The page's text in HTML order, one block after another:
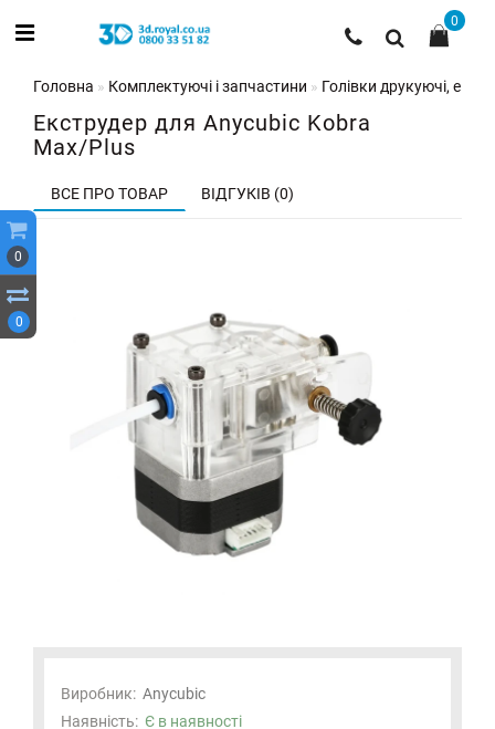
0
0
0
Головна Комплектуючі і запчастини Голівки друкуючі,
Екструдер для Anycubic Kobra
Max/Plus
ВСЕ ПРО ТОВАР ВІДГУКІВ (0)
Виробник: Anycubic
Наявність: Є в наявності